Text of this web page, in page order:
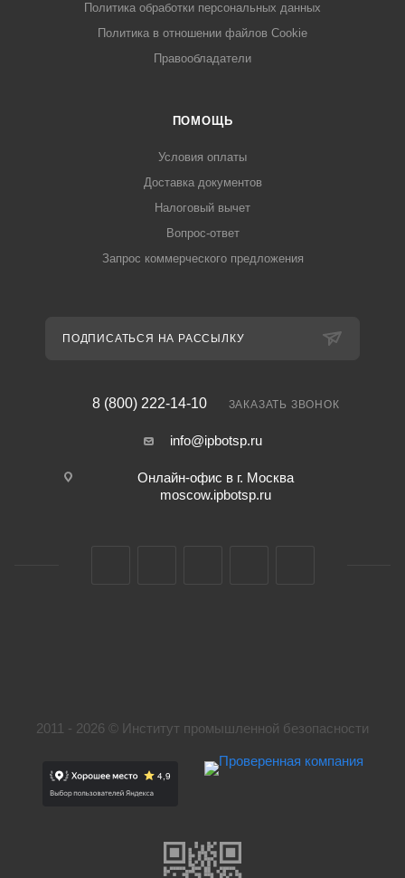
Политика обработки персональных данных
Политика в отношении файлов Cookie
Правообладатели
ПОМОЩЬ
Условия оплаты
Доставка документов
Налоговый вычет
Вопрос-ответ
Запрос коммерческого предложения
ПОДПИСАТЬСЯ НА РАССЫЛКУ
8 (800) 222-14-10 ЗАКАЗАТЬ ЗВОНОК
info@ipbotsp.ru
Онлайн-офис в г. Москва
moscow.ipbotsp.ru
2011 - 2026 © Институт промышленной безопасности